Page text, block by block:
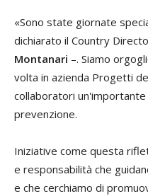
«Sono state giornate
dichiarato il Country
Montanari –. Siamo
volta in azienda Progetti
collaboratori
prevenzione.
Iniziative come questa
e responsabilità che
e che cerchiamo di